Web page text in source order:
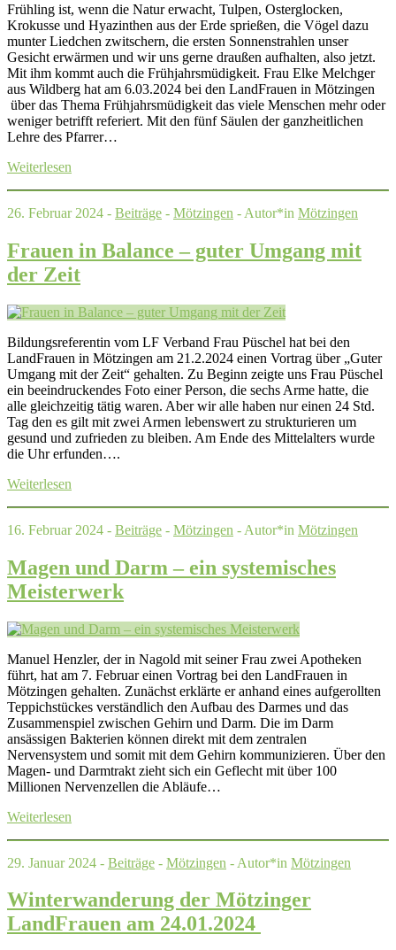
Frühling ist, wenn die Natur erwacht, Tulpen, Osterglocken,
Krokusse und Hyazinthen aus der Erde sprießen, die Vögel dazu
munter Liedchen zwitschern, die ersten Sonnenstrahlen unser
Gesicht erwärmen und wir uns gerne draußen aufhalten, also jetzt.
Mit ihm kommt auch die Frühjahrsmüdigkeit. Frau Elke Melchger
aus Wildberg hat am 6.03.2024 bei den LandFrauen in Mötzingen
über das Thema Frühjahrsmüdigkeit das viele Menschen mehr oder
weniger betrifft referiert. Mit den fünf Säulen der ganzheitlichen
Lehre des Pfarrer…
Weiterlesen
26. Februar 2024 - Beiträge - Mötzingen - Autor*in Mötzingen
Frauen in Balance – guter Umgang mit
der Zeit
Bildungsreferentin vom LF Verband Frau Püschel hat bei den
LandFrauen in Mötzingen am 21.2.2024 einen Vortrag über „Guter
Umgang mit der Zeit“ gehalten. Zu Beginn zeigte uns Frau Püschel
ein beeindruckendes Foto einer Person, die sechs Arme hatte, die
alle gleichzeitig tätig waren. Aber wir alle haben nur einen 24 Std.
Tag den es gilt mit zwei Armen lebenswert zu strukturieren um
gesund und zufrieden zu bleiben. Am Ende des Mittelalters wurde
die Uhr erfunden….
Weiterlesen
16. Februar 2024 - Beiträge - Mötzingen - Autor*in Mötzingen
Magen und Darm – ein systemisches
Meisterwerk
Manuel Henzler, der in Nagold mit seiner Frau zwei Apotheken
führt, hat am 7. Februar einen Vortrag bei den LandFrauen in
Mötzingen gehalten. Zunächst erklärte er anhand eines aufgerollten
Teppichstückes verständlich den Aufbau des Darmes und das
Zusammenspiel zwischen Gehirn und Darm. Die im Darm
ansässigen Bakterien können direkt mit dem zentralen
Nervensystem und somit mit dem Gehirn kommunizieren. Über den
Magen- und Darmtrakt zieht sich ein Geflecht mit über 100
Millionen Nervenzellen die Abläufe…
Weiterlesen
29. Januar 2024 - Beiträge - Mötzingen - Autor*in Mötzingen
Winterwanderung der Mötzinger
LandFrauen am 24.01.2024